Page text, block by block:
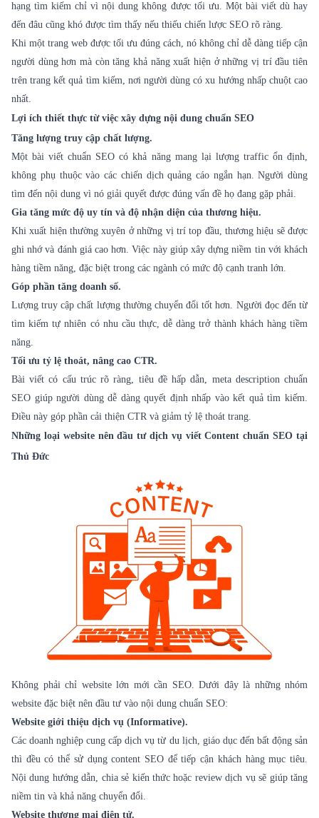
hạng tìm kiếm chỉ vì nội dung không được tối ưu. Một bài viết dù hay
đến đâu cũng khó được tìm thấy nếu thiếu chiến lược SEO rõ ràng.
Khi một trang web được tối ưu đúng cách, nó không chỉ dễ dàng tiếp cận
người dùng hơn mà còn tăng khả năng xuất hiện ở những vị trí đầu tiên
trên trang kết quả tìm kiếm, nơi người dùng có xu hướng nhấp chuột cao
nhất.
Lợi ích thiết thực từ việc xây dựng nội dung chuẩn SEO
Tăng lượng truy cập chất lượng.
Một bài viết chuẩn SEO có khả năng mang lại lượng traffic ổn định,
không phụ thuộc vào các chiến dịch quảng cáo ngắn hạn. Người dùng
tìm đến nội dung vì nó giải quyết được đúng vấn đề họ đang gặp phải.
Gia tăng mức độ uy tín và độ nhận diện của thương hiệu.
Khi xuất hiện thường xuyên ở những vị trí top đầu, thương hiệu sẽ được
ghi nhớ và đánh giá cao hơn. Việc này giúp xây dựng niềm tin với khách
hàng tiềm năng, đặc biệt trong các ngành có mức độ cạnh tranh lớn.
Góp phần tăng doanh số.
Lượng truy cập chất lượng thường chuyển đổi tốt hơn. Người đọc đến từ
tìm kiếm tự nhiên có nhu cầu thực, dễ dàng trở thành khách hàng tiềm
năng.
Tối ưu tỷ lệ thoát, nâng cao CTR.
Bài viết có cấu trúc rõ ràng, tiêu đề hấp dẫn, meta description chuẩn
SEO giúp người dùng dễ dàng quyết định nhấp vào kết quả tìm kiếm.
Điều này góp phần cải thiện CTR và giảm tỷ lệ thoát trang.
Những loại website nên đầu tư dịch vụ viết Content chuẩn SEO tại
Thủ Đức
Không phải chỉ website lớn mới cần SEO. Dưới đây là những nhóm
website đặc biệt nên đầu tư vào nội dung chuẩn SEO:
Website giới thiệu dịch vụ (Informative).
Các doanh nghiệp cung cấp dịch vụ từ du lịch, giáo dục đến bất động sản
thì đều có thể sử dụng content SEO để tiếp cận khách hàng mục tiêu.
Nội dung hướng dẫn, chia sẻ kiến thức hoặc review dịch vụ sẽ giúp tăng
niềm tin và khả năng chuyển đổi.
Website thương mại điện tử.